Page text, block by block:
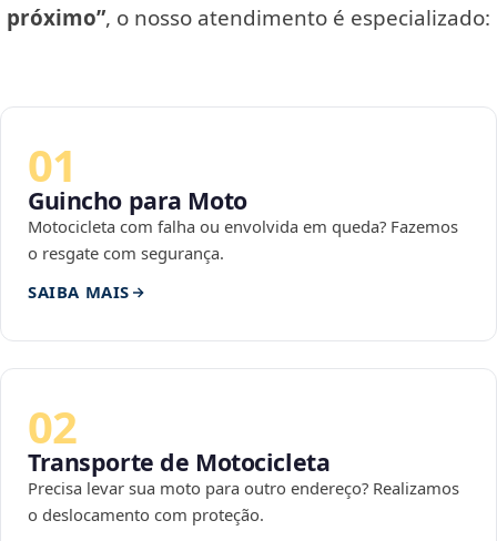
próximo”, o nosso atendimento é especializado:
01
Guincho para Moto
Motocicleta com falha ou envolvida em queda? Fazemos
o resgate com segurança.
SAIBA MAIS
02
Transporte de Motocicleta
Precisa levar sua moto para outro endereço? Realizamos
o deslocamento com proteção.